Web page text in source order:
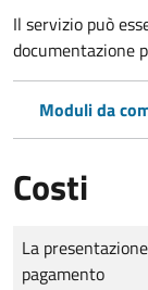
Il servizio può
documentazione
Moduli da
Costi
Tipo di pagamento
Importo
La
pagamento